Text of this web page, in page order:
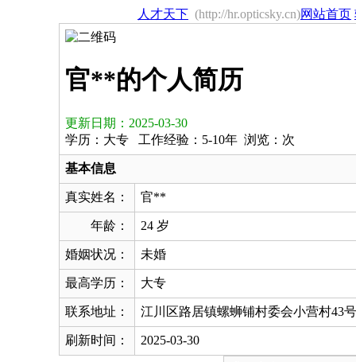
人才天下 (http://hr.opticsky.cn)网站首页
官**的个人简历
更新日期：2025-03-30
学历：大专 工作经验：5-10年 浏览： 次
基本信息
真实姓名： 官**
年龄： 24 岁
婚姻状况： 未婚
最高学历： 大专
联系地址： 江川区路居镇螺蛳铺村委会小营村43
刷新时间： 2025-03-30